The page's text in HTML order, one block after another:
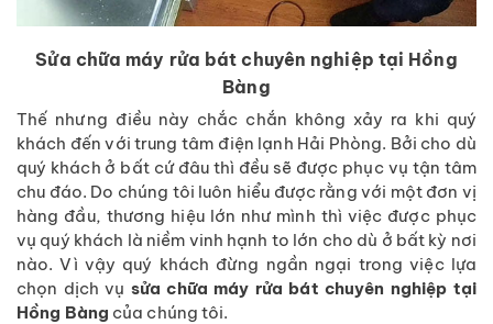
Sửa chữa máy rửa bát chuyên nghiệp tại Hồng
Bàng
Thế nhưng điều này chắc chắn không xảy ra khi quý
khách đến với trung tâm điện lạnh Hải Phòng. Bởi cho dù
quý khách ở bất cứ đâu thì đều sẽ được phục vụ tận tâm
chu đáo. Do chúng tôi luôn hiểu được rằng với một đơn vị
hàng đầu, thương hiệu lớn như mình thì việc được phục
vụ quý khách là niềm vinh hạnh to lớn cho dù ở bất kỳ nơi
nào. Vì vậy quý khách đừng ngần ngại trong việc lựa
chọn dịch vụ sửa chữa máy rửa bát chuyên nghiệp tại
Hồng Bàng của chúng tôi.